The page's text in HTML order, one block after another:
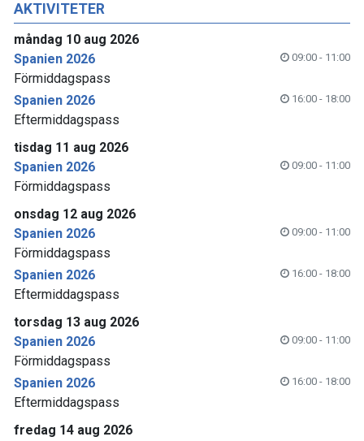
AKTIVITETER
måndag 10 aug 2026
Spanien 2026
09:00 - 11:00
Förmiddagspass
Spanien 2026
16:00 - 18:00
Eftermiddagspass
tisdag 11 aug 2026
Spanien 2026
09:00 - 11:00
Förmiddagspass
onsdag 12 aug 2026
Spanien 2026
09:00 - 11:00
Förmiddagspass
Spanien 2026
16:00 - 18:00
Eftermiddagspass
torsdag 13 aug 2026
Spanien 2026
09:00 - 11:00
Förmiddagspass
Spanien 2026
16:00 - 18:00
Eftermiddagspass
fredag 14 aug 2026